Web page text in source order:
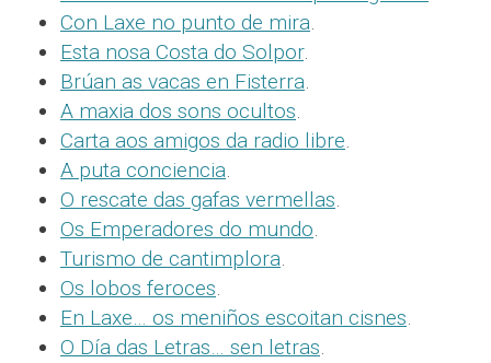
Con Laxe no punto de mira.
Esta nosa Costa do Solpor.
Brúan as vacas en Fisterra.
A maxia dos sons ocultos.
Carta aos amigos da radio libre.
A puta conciencia.
O rescate das gafas vermellas.
Os Emperadores do mundo.
Turismo de cantimplora.
Os lobos feroces.
En Laxe… os meniños escoitan cisnes.
O Día das Letras… sen letras.